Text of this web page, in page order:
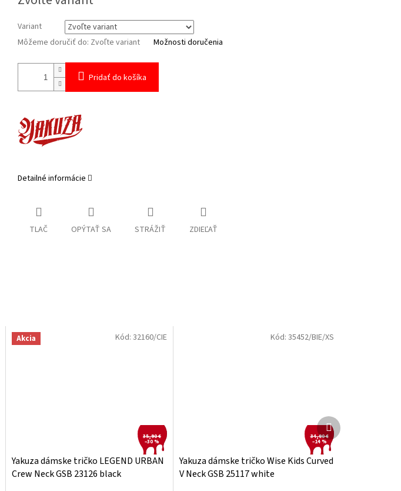
Variant
Môžeme doručiť do: Zvoľte variant Možnosti doručenia
Pridať do košíka
Detailné informácie
TLAČ OPÝTAŤ SA STRÁŽIŤ ZDIEĽAŤ
Akcia
35,90 €
–30 %
Yakuza dámske tričko LEGEND URBAN
Crew Neck GSB 23126 black
Kód: 32160/CIE
34,90 €
–14 %
Yakuza dámske tričko Wise Kids Curved
V Neck GSB 25117 white
Kód: 35452/BIE/XS
Ďalší
produkt